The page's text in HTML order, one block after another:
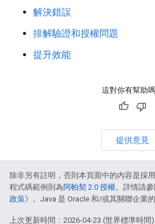
解決錯誤
排解驗證和授權問題
提升效能
這對你有幫助
提供意見
除非另有註明，否則本頁面中的內容是採用
程式碼範例則為阿帕契 2.0 授權。詳情請
政策》。Java 是 Oracle 和/或其關聯企業的
上次更新時間：2026-04-23 (世界標準時間)